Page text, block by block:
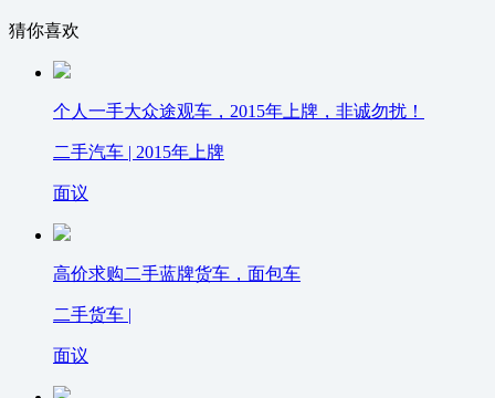
猜你喜欢
个人一手大众途观车，2015年上牌，非诚勿扰！
二手汽车 | 2015年上牌
面议
高价求购二手蓝牌货车，面包车
二手货车 |
面议